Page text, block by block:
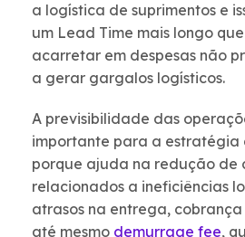
a logística de suprimentos e
um Lead Time mais longo
acarretar em despesas não
a gerar gargalos logísticos.
A previsibilidade das
importante para a estratégia
porque ajuda na redução de
relacionados a ineficiências
atrasos na entrega,
até mesmo demurrage fee,